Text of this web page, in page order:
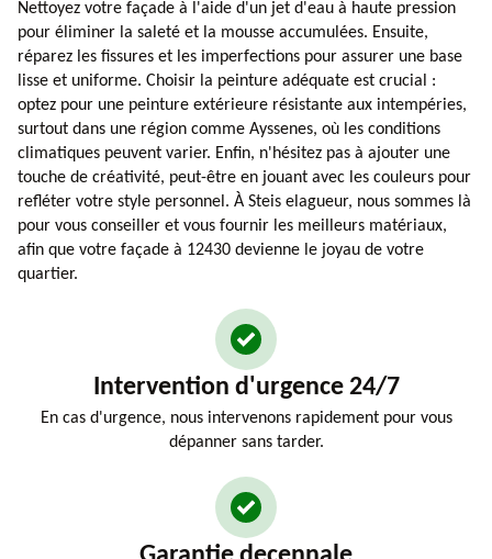
Nettoyez votre façade à l'aide d'un jet d'eau à haute pression
pour éliminer la saleté et la mousse accumulées. Ensuite,
réparez les fissures et les imperfections pour assurer une base
lisse et uniforme. Choisir la peinture adéquate est crucial :
optez pour une peinture extérieure résistante aux intempéries,
surtout dans une région comme Ayssenes, où les conditions
climatiques peuvent varier. Enfin, n'hésitez pas à ajouter une
touche de créativité, peut-être en jouant avec les couleurs pour
refléter votre style personnel. À Steis elagueur, nous sommes là
pour vous conseiller et vous fournir les meilleurs matériaux,
afin que votre façade à 12430 devienne le joyau de votre
quartier.
Intervention d'urgence 24/7
En cas d'urgence, nous intervenons rapidement pour vous
dépanner sans tarder.